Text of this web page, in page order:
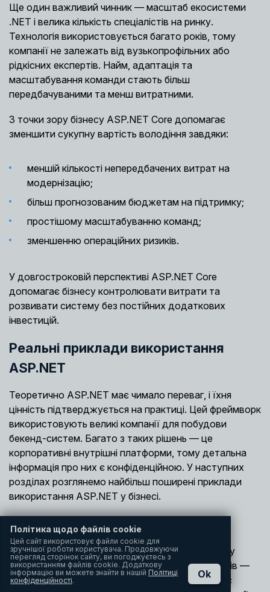
Ще один важливий чинник — масштаб екосистеми
.NET і велика кількість спеціалістів на ринку.
Технологія використовується багато років, тому
компанії не залежать від вузькопрофільних або
рідкісних експертів. Найм, адаптація та
масштабування команди стають більш
передбачуваними та менш витратними.
З точки зору бізнесу ASP.NET Core допомагає
зменшити сукупну вартість володіння завдяки:
меншій кількості непередбачених витрат на
модернізацію;
більш прогнозованим бюджетам на підтримку;
простішому масштабуванню команд;
зменшенню операційних ризиків.
У довгостроковій перспективі ASP.NET Core
допомагає бізнесу контролювати витрати та
розвивати систему без постійних додаткових
інвестицій.
Реальні приклади використання
ASP.NET
Теоретично ASP.NET має чимало переваг, і їхня
цінність підтверджується на практиці. Цей фреймворк
використовують великі компанії для побудови
бекенд-систем. Багато з таких рішень — це
корпоративні внутрішні платформи, тому детальна
інформація про них є конфіденційною. У наступних
розділах розглянемо найбільш поширені приклади
використання ASP.NET у бізнесі.
Microsoft
Microsoft активно використовує ASP.NET Core у
власних продуктах. Один із показових прикладів —
OneService, набір мікросервісів, який забезпечує
Політика щодо файлів cookie
Цей сайт використовує файли cookie для
зручнішої роботи користувача. Продовжуючи
перегляд сторінок сайту, ви погоджуєтесь з
використанням файлів cookie. Додаткову
інформацію ви можете знайти в нашій Політиці
конфіденційності.
Ok